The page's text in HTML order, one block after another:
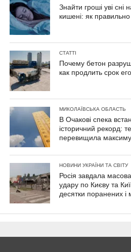
Знайти гроші уві сні
кишені: як
СТАТТІ
Почему бетон
как продлить срок
МИКОЛАЇВСЬКА ОБЛАСТЬ
В Очакові спека
історичний рекорд:
перевищила
НОВИНИ УКРАЇНИ ТА СВІТУ
Росія завдала
удару по Києву та
десятки поранених і